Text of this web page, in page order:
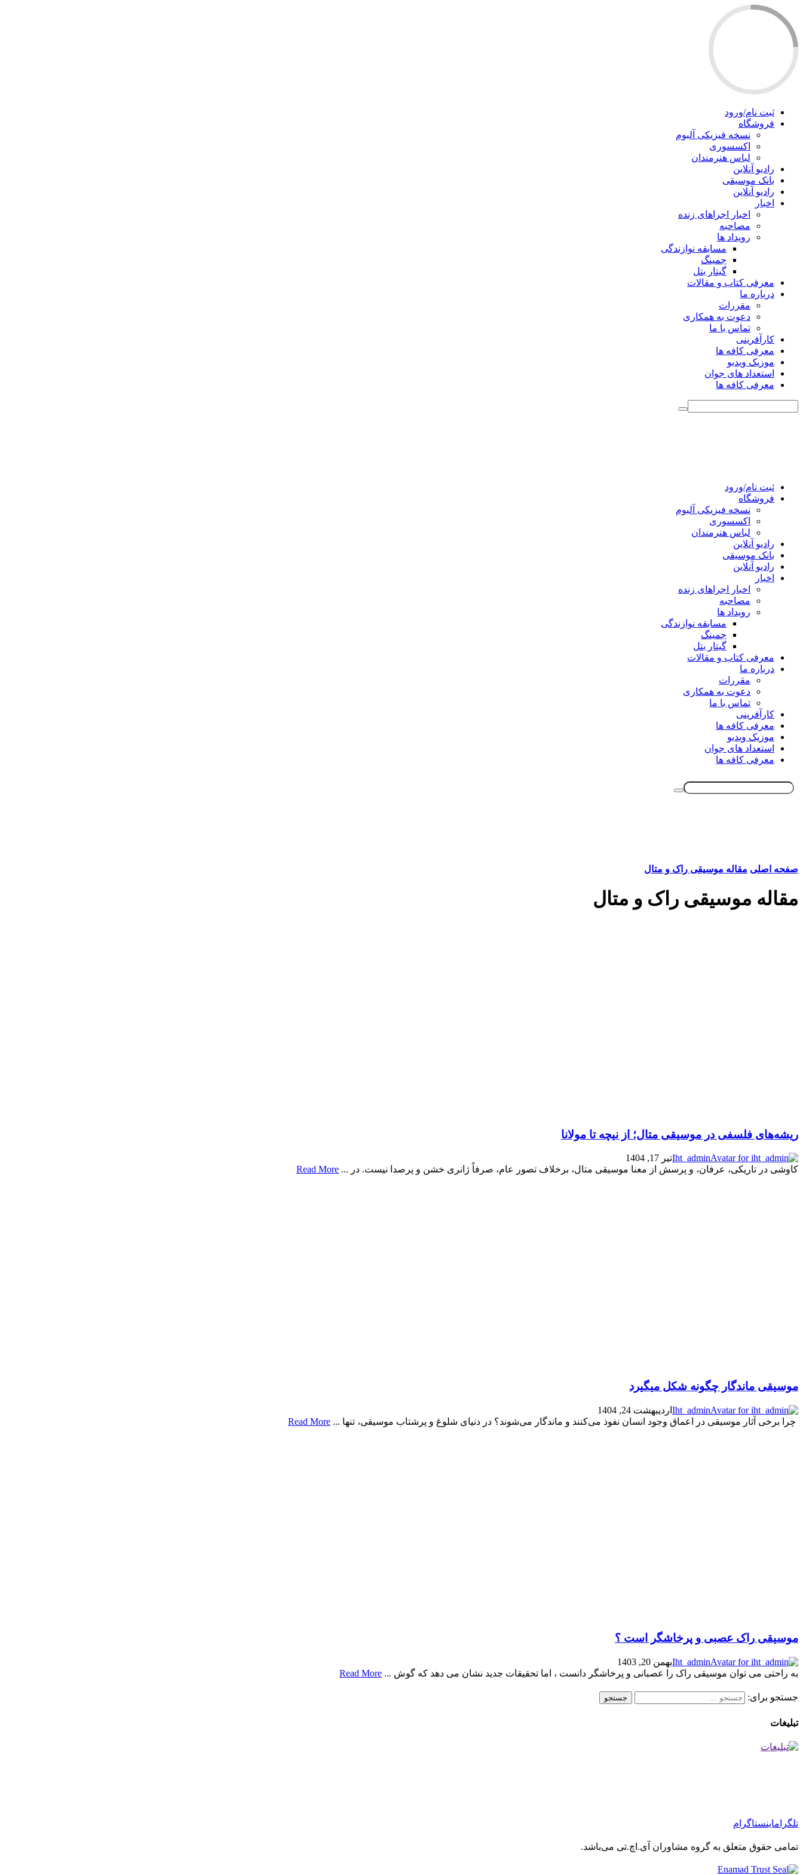
ثبت نام/ورود
فروشگاه
نسخه فیزیکی آلبوم
اکسسوری
لباس هنرمندان
رادیو آنلاین
بانک موسیقی
رادیو آنلاین
اخبار
اخبار اجراهای زنده
مصاحبه
رویداد ها
مسابقه نوازندگی
جمینگ
گیتار بتل
معرفی کتاب و مقالات
درباره ما
مقررات
دعوت به همکاری
تماس با ما
کارآفرینی
معرفی کافه ها
موزیک ویدیو
استعداد های جوان
معرفی کافه ها
ثبت نام/ورود
فروشگاه
نسخه فیزیکی آلبوم
اکسسوری
لباس هنرمندان
رادیو آنلاین
بانک موسیقی
رادیو آنلاین
اخبار
اخبار اجراهای زنده
مصاحبه
رویداد ها
مسابقه نوازندگی
جمینگ
گیتار بتل
معرفی کتاب و مقالات
درباره ما
مقررات
دعوت به همکاری
تماس با ما
کارآفرینی
معرفی کافه ها
موزیک ویدیو
استعداد های جوان
معرفی کافه ها
صفحه اصلی مقاله موسیقی راک و متال
مقاله موسیقی راک و متال
ریشه‌های فلسفی در موسیقی متال؛ از نیچه تا مولانا
Iht_adminتیر 17, 1404
کاوشی در تاریکی، عرفان، و پرسش از معنا موسیقی متال، برخلاف تصور عام، صرفاً ژانری خشن و پرصدا نیست. در ... Read More
موسیقی ماندگار چگونه شکل میگیرد
Iht_admin اردیبهشت 24, 1404
چرا برخی آثار موسیقی در اعماق وجود انسان نفوذ می‌کنند و ماندگار می‌شوند؟ در دنیای شلوغ و پرشتاب موسیقی، تنها ... Read More
موسیقی راک عصبی و پرخاشگر است ؟
Iht_adminبهمن 20, 1403
به راحتی می توان موسیقی راک را عصبانی و پرخاشگر دانست ، اما تحقیقات جدید نشان می دهد که گوش ... Read More
جستجو برای:
تبلیغات
تلگراماینستاگرام
تمامی حقوق متعلق به گروه مشاوران آی.اچ.تی می‌باشد.